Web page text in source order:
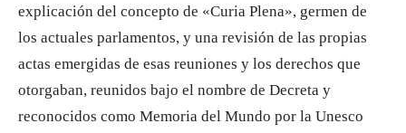
explicación del concepto de «Curia Plena», germen de
los actuales parlamentos, y una revisión de las propias
actas emergidas de esas reuniones y los derechos que
otorgaban, reunidos bajo el nombre de Decreta y
reconocidos como Memoria del Mundo por la Unesco